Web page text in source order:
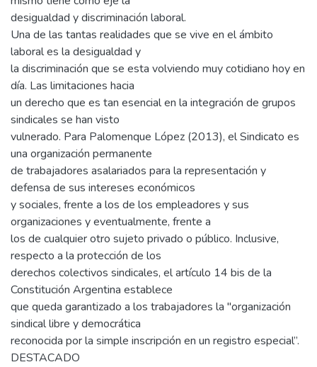
desigualdad y discriminación laboral.
Una de las tantas realidades que se vive en el ámbito
laboral es la desigualdad y
la discriminación que se esta volviendo muy cotidiano hoy en
día. Las limitaciones hacia
un derecho que es tan esencial en la integración de grupos
sindicales se han visto
vulnerado. Para Palomenque López (2013), el Sindicato es
una organización permanente
de trabajadores asalariados para la representación y
defensa de sus intereses económicos
y sociales, frente a los de los empleadores y sus
organizaciones y eventualmente, frente a
los de cualquier otro sujeto privado o público. Inclusive,
respecto a la protección de los
derechos colectivos sindicales, el artículo 14 bis de la
Constitución Argentina establece
que queda garantizado a los trabajadores la "organización
sindical libre y democrática
reconocida por la simple inscripción en un registro especial”.
DESTACADO